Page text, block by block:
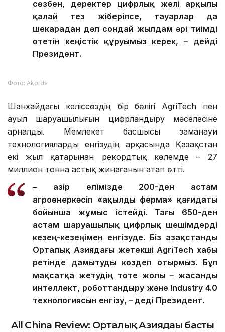
– Басты мақсат – Еуразияның бірыңғай
цифрлық көлік кеңістігін қалыптастыру. Бір
сөзбен, деректер цифрлық желі арқылы
қалай тез жіберілсе, тауарлар да
шекарадан дәл сондай жылдам әрі тиімді
Президент.
Шанхайдағы келіссөздің бір бөлігі AgriTech пен
ауыл шаруашылығын цифрландыру мәселесіне
арналды. Мемлекет басшысы заманауи
технологияларды енгізудің арқасында Қазақстан
екі жыл қатарынан рекордтық көлемде – 27
миллион тонна астық жинағанын атап өтті.
– Қазір елімізде 200-ден астам
агроөнеркәсіп «ақылды ферма» қағидаты
бойынша жұмыс істейді. Тағы 650-ден
астам шаруашылық цифрлық шешімдерді
кезең-кезеңімен енгізуде. Біз Қазақстанды
Орталық Азиядағы жетекші AgriTech хабы
ретінде дамытуды көздеп отырмыз. Бұл
мақсатқа жетудің төте жолы – жасанды
интеллект, роботтандыру және Industry 4.0